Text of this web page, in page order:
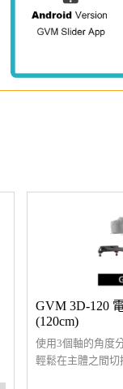
GVM 3D-120
(120cm)
使用3個軸的角度
輕鬆在主體之間